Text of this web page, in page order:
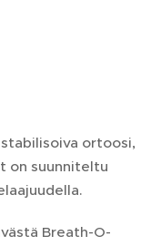
ortoosi,
on suunniteltu
Breath-O-